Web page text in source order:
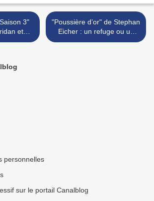
et
: un
"Poussière d’or" de Stephan
Eicher : un refuge ou un
repli ? >
personnelles
sur le portail Canalblog